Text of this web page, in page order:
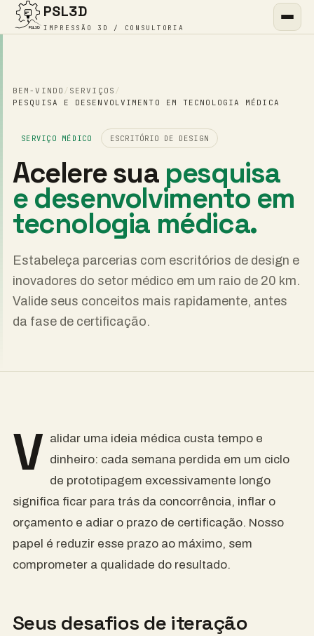
PSL3D
IMPRESSÃO 3D / CONSULTORIA
BEM-VINDO / SERVIÇOS /
PESQUISA E DESENVOLVIMENTO EM TECNOLOGIA MÉDICA
SERVIÇO MÉDICO ESCRITÓRIO DE DESIGN
Acelere sua pesquisa
e desenvolvimento em
tecnologia médica.
Estabeleça parcerias com escritórios de design e
inovadores do setor médico em um raio de 20 km.
Valide seus conceitos mais rapidamente, antes
da fase de certificação.
V alidar uma ideia médica custa tempo e
dinheiro: cada semana perdida em um ciclo
de prototipagem excessivamente longo
significa ficar para trás da concorrência, inflar o
orçamento e adiar o prazo de certificação. Nosso
papel é reduzir esse prazo ao máximo, sem
comprometer a qualidade do resultado.
Seus desafios de iteração